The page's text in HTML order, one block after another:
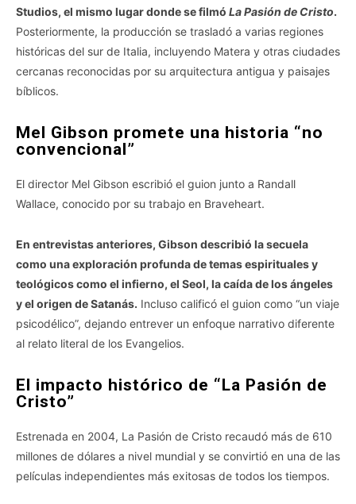
Studios, el mismo lugar donde se filmó La Pasión de Cristo.
Posteriormente, la producción se trasladó a varias regiones
históricas del sur de Italia, incluyendo Matera y otras ciudades
cercanas reconocidas por su arquitectura antigua y paisajes
bíblicos.
Mel Gibson promete una historia “no
convencional”
El director Mel Gibson escribió el guion junto a Randall
Wallace, conocido por su trabajo en Braveheart.
En entrevistas anteriores, Gibson describió la secuela
como una exploración profunda de temas espirituales y
teológicos como el infierno, el Seol, la caída de los ángeles
y el origen de Satanás. Incluso calificó el guion como “un viaje
psicodélico”, dejando entrever un enfoque narrativo diferente
al relato literal de los Evangelios.
El impacto histórico de “La Pasión de
Cristo”
Estrenada en 2004, La Pasión de Cristo recaudó más de 610
millones de dólares a nivel mundial y se convirtió en una de las
películas independientes más exitosas de todos los tiempos.